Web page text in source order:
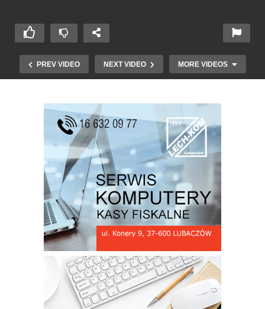
PREV VIDEO NEXT VIDEO MORE VIDEOS
Dzień Niepodległości Podlesie gm Lubaczów cz